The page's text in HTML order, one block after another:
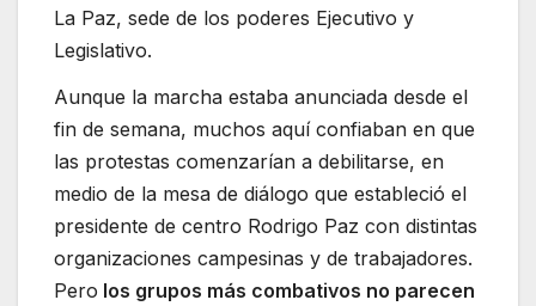
La Paz, sede de los poderes Ejecutivo y
Legislativo.
Aunque la marcha estaba anunciada desde el
fin de semana, muchos aquí confiaban en que
las protestas comenzarían a debilitarse, en
medio de la mesa de diálogo que estableció el
presidente de centro Rodrigo Paz con distintas
organizaciones campesinas y de trabajadores.
Pero los grupos más combativos no parecen